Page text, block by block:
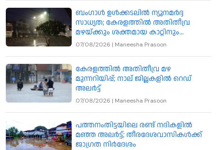
ബംഗാൾ ഉൾക്കടലിൽ ന്യൂനമർദ്ദ
സാധ്യത; കേരളത്തിൽ അതിതീവ്ര
മഴയ്ക്കും ശക്തമായ കാറ്റിനും
മുന്നറിയിപ്പ്
07/08/2026 | Maneesha Prasoon
കേരളത്തിൽ അതിതീവ്ര മഴ
മുന്നറിയിപ്പ്; നാല് ജില്ലകളിൽ റെഡ്
അലർട്ട്
07/08/2026 | Maneesha Prasoon
പത്തനംതിട്ടയിലെ രണ്ട് നദികളിൽ
മഞ്ഞ അലർട്ട്; തീരദേശവാസികൾക്ക്
ജാഗ്രത നിർദേശം